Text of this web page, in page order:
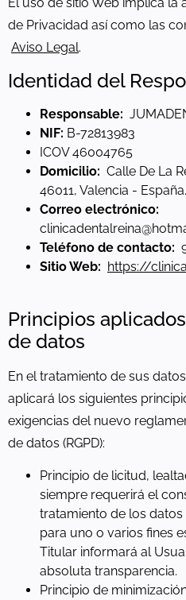
de Privacidad así como las
Aviso Legal.
Identidad del
Responsable:
NIF: B-72813983
ICOV 46004765
Domicilio: Calle De La
46011, Valencia - España.
Correo electrónico:
Teléfono de contacto:
Sitio Web: https://
Principios
de datos
En el tratamiento de sus
aplicará los siguientes
exigencias del nuevo
de datos (RGPD):
Principio de licitud,
siempre requerirá el
tratamiento de los
para uno o varios fines
Titular informará al
absoluta transparencia.
Principio de